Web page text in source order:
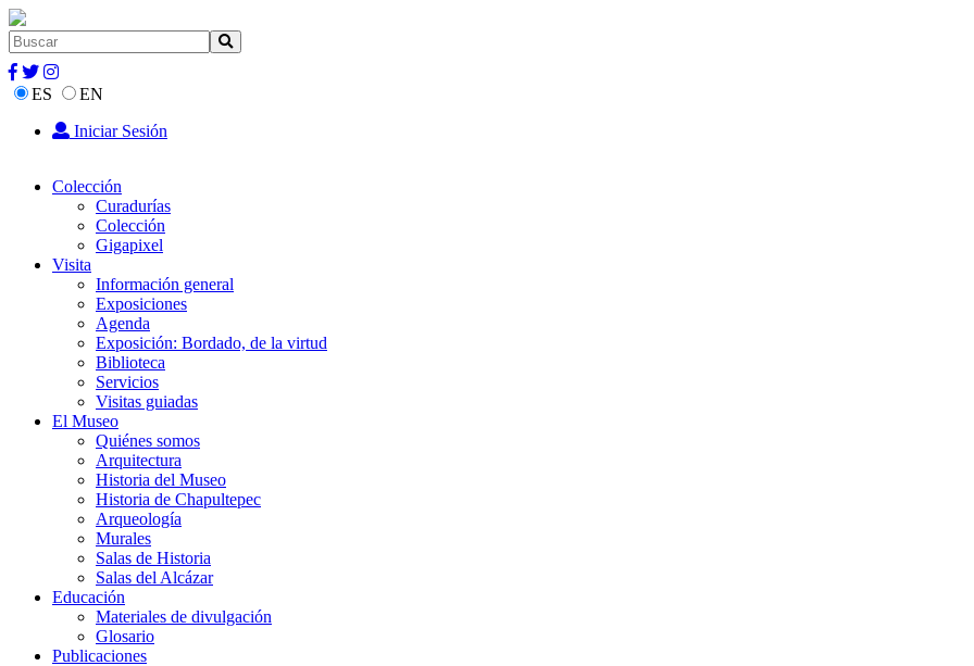
ES
EN
Iniciar Sesión
Colección
Curadurías
Colección
Gigapixel
Visita
Información general
Exposiciones
Agenda
Exposición: Bordado, de la virtud
Biblioteca
Servicios
Visitas guiadas
El Museo
Quiénes somos
Arquitectura
Historia del Museo
Historia de Chapultepec
Arqueología
Murales
Salas de Historia
Salas del Alcázar
Educación
Materiales de divulgación
Glosario
Publicaciones